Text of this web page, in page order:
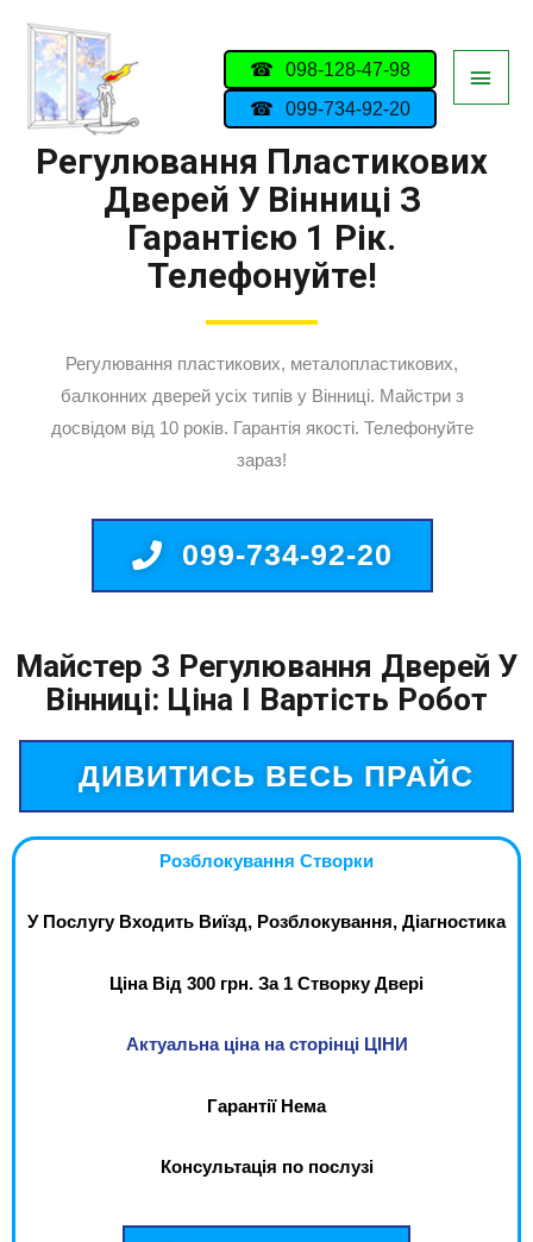
098-128-47-98
099-734-92-20
Регулювання Пластикових
Дверей У Вінниці З
Гарантією 1 Рік.
Телефонуйте!
Регулювання пластикових, металопластикових,
балконних дверей усіх типів у Вінниці. Майстри з
досвідом від 10 років. Гарантія якості. Телефонуйте
зараз!
099-734-92-20
Майстер З Регулювання Дверей У
Вінниці: Ціна І Вартість Робот
ДИВИТИСЬ ВЕСЬ ПРАЙС
Розблокування Створки
У Послугу Входить Виїзд, Розблокування, Діагностика
Ціна Від 300 грн. За 1 Створку Двері
Актуальна ціна на сторінці ЦІНИ
Гарантії Нема
Консультація по послузі